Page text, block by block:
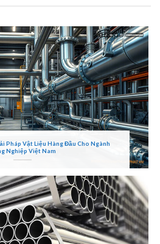
Pháp Vật Liệu Hàng Đầu Cho Ngành
Nghiệp Việt Nam